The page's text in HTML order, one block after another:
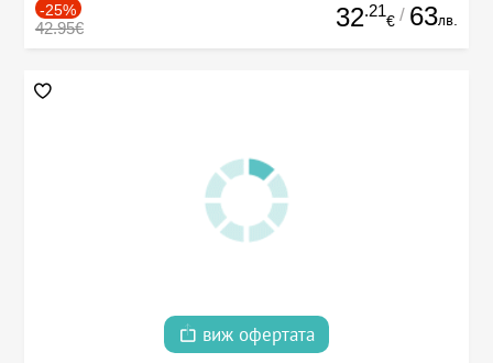
-25%
42.95€ 32.21
€ / 63лв.
виж офертата